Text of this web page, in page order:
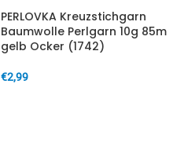
PERLOVKA Kreuzstichgarn
Baumwolle Perlgarn 10g 85m
gelb Ocker (1742)
€2,99